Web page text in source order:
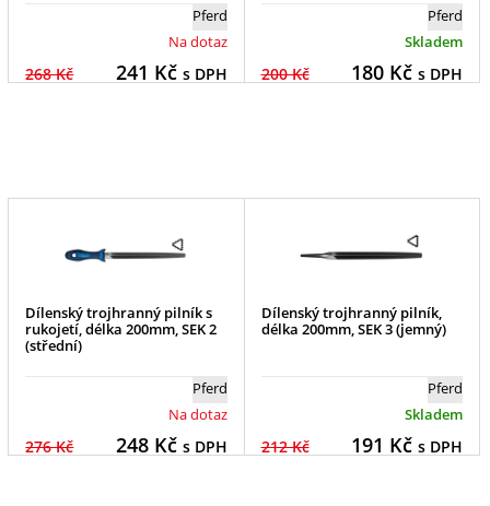
Pferd
Na dotaz
268 Kč 241 Kč s DPH
Pferd
Skladem
200 Kč 180Kč s DPH
Dílenský trojhranný pilník s
rukojetí, délka 200mm, SEK 2
(střední)
Pferd
Na dotaz
276 Kč 248Kč s DPH
Dílenský trojhranný pilník,
délka 200mm, SEK 3 (jemný)
Pferd
Skladem
212 Kč 191 Kč s DPH